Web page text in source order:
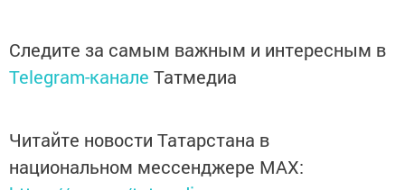
Следите за самым важным и интересным в
Telegram-канале Татмедиа
Читайте новости Татарстана в
национальном мессенджере MАХ: